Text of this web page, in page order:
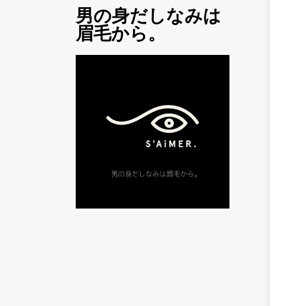
男の身だしなみは
眉毛から。